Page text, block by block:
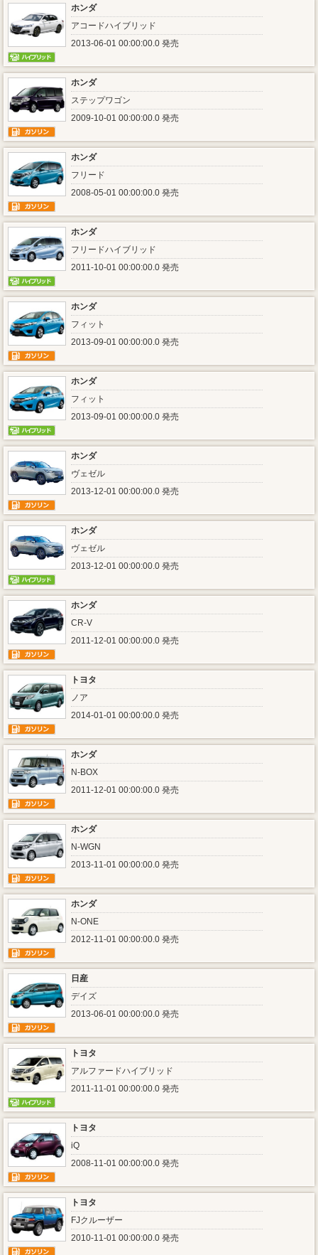
ホンダ
アコードハイブリッド
2013-06-01 00:00:00.0 発売
ホンダ
ステップワゴン
2009-10-01 00:00:00.0 発売
ホンダ
フリード
2008-05-01 00:00:00.0 発売
ホンダ
フリードハイブリッド
2011-10-01 00:00:00.0 発売
ホンダ
フィット
2013-09-01 00:00:00.0 発売
ホンダ
フィット
2013-09-01 00:00:00.0 発売
ホンダ
ヴェゼル
2013-12-01 00:00:00.0 発売
ホンダ
ヴェゼル
2013-12-01 00:00:00.0 発売
ホンダ
CR-V
2011-12-01 00:00:00.0 発売
トヨタ
ノア
2014-01-01 00:00:00.0 発売
ホンダ
N-BOX
2011-12-01 00:00:00.0 発売
ホンダ
N-WGN
2013-11-01 00:00:00.0 発売
ホンダ
N-ONE
2012-11-01 00:00:00.0 発売
日産
デイズ
2013-06-01 00:00:00.0 発売
トヨタ
アルファードハイブリッド
2011-11-01 00:00:00.0 発売
トヨタ
iQ
2008-11-01 00:00:00.0 発売
トヨタ
FJクルーザー
2010-11-01 00:00:00.0 発売